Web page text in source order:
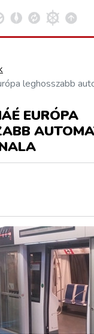
Kosár
leghosszabb
EURÓPA